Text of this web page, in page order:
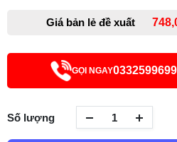
Giá bản lẻ đề xuất
GỌI NGAY
Số lượng